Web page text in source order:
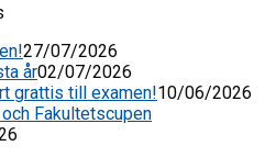
27/07/2026
år02/07/2026
grattis till examen!10/06/2026
Fakultetscupen